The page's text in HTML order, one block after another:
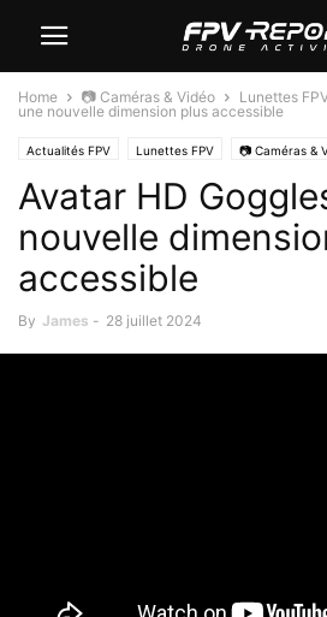
Home 📷 Caméras & Vidéo Lunettes
une nouvelle dimension plus accessible
Actualités FPV Lunettes FPV 📷 Caméras &
Avatar HD
nouvelle
accessible
By James - 28 juillet 2024